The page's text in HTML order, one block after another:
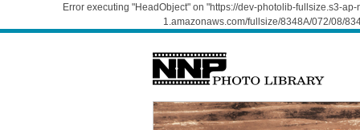
Error executing "HeadObject" on "https://dev-photolib-fullsize.s3-
1.amazonaws.com/fullsize/8348A/072/08/